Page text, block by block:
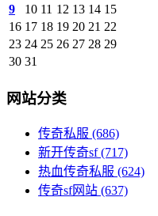
9
10 11 12 13 14 15
16 17 18 19 20 21 22
23 24 25 26 27 28 29
30 31
网站分类
传奇私服 (686)
新开传奇sf(717)
热血传奇私服 (624)
传奇sf网站 (637)